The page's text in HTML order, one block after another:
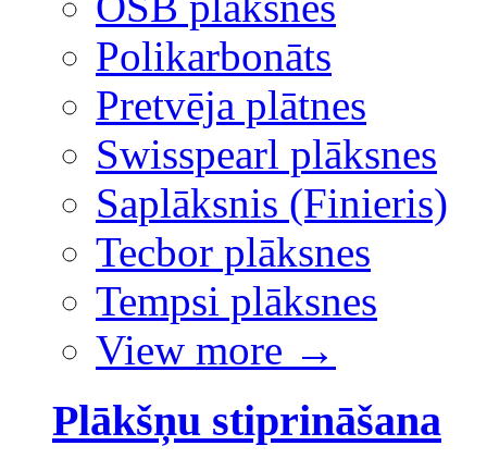
Polikarbonāts
Pretvēja plātnes
Swisspearl plāksnes
Saplāksnis (Finieris)
Tecbor plāksnes
Tempsi plāksnes
View more →
Plākšņu stiprināšana